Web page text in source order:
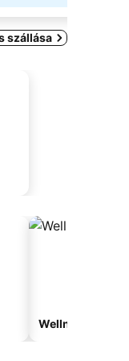
szállása
Wellnesshotelek